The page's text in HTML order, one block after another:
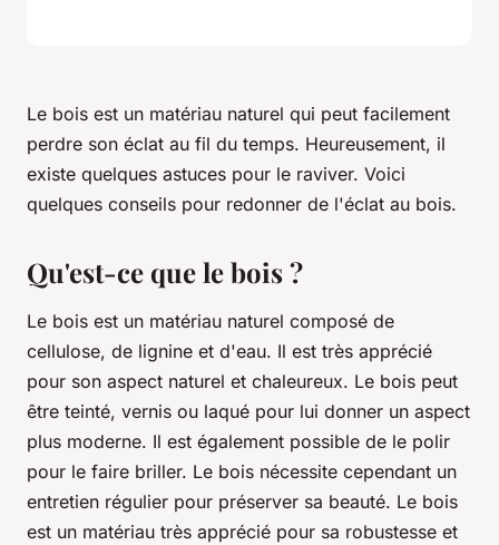
Le bois est un matériau naturel qui peut facilement
perdre son éclat au fil du temps. Heureusement, il
existe quelques astuces pour le raviver. Voici
quelques conseils pour redonner de l'éclat au bois.
Qu'est-ce que le bois ?
Le bois est un matériau naturel composé de
cellulose, de lignine et d'eau. Il est très apprécié
pour son aspect naturel et chaleureux. Le bois peut
être teinté, vernis ou laqué pour lui donner un aspect
plus moderne. Il est également possible de le polir
pour le faire briller. Le bois nécessite cependant un
entretien régulier pour préserver sa beauté. Le bois
est un matériau très apprécié pour sa robustesse et